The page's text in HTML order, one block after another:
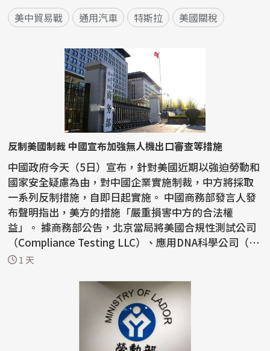
美中貿易戰 通用汽車 特斯拉 美國關稅
反制美國制裁 中國宣布加強無人機出口審查等措施
中國政府今天（5日）宣布，針對美國近期以強迫勞動和
國家安全疑慮為由，對中國企業實施制裁，中方將採取
一系列反制措施，自即日起實施。 中國商務部發言人發
布聲明指出，美方的措施「嚴重損害中方的合法權
益」。 據商務部公告，北京當局將美國合規性測試公司
（Compliance Testing LLC）、應用DNA科學公司（Ap
plied...
1 天